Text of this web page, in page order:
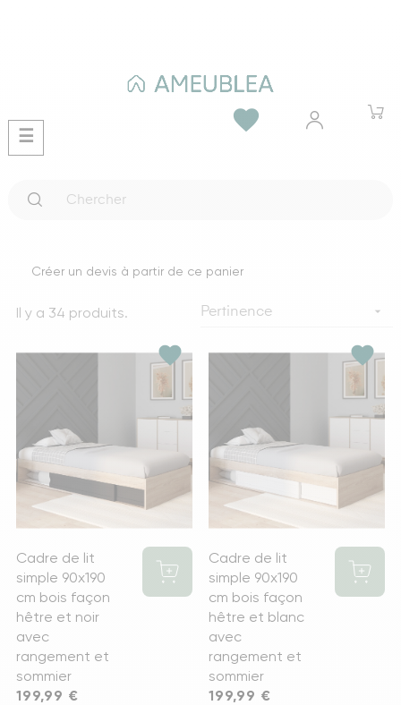
Basculer
la
☰
favorite
Créer un devis à partir de ce panier
Il y a 34 produits. Pertinence 
favorite
Cadre de lit
simple 90x190
cm bois façon
hêtre et noir
avec
rangement et
sommier
Prix
199,99 €
favorite
Cadre de lit
simple 90x190
cm bois façon
hêtre et blanc
avec
rangement et
sommier
Prix
199,99 €